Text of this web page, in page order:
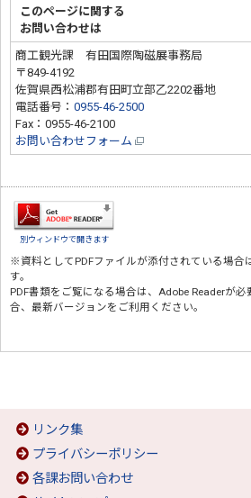
このページに関する
お問い合わせは
商工観光課 有田国際陶磁展事務局
〒849-4192
佐賀県西松浦郡有田町立部乙2202番地
電話番号：0955-46-2500
Fax：0955-46-2100
お問い合わせフォーム
別ウィンドウで開きます
※資料としてPDFファイルが添付されている場合
す。
PDF書類をご覧になる場合は、 Adobe Readerが必
合、最新バージョンをご利用ください。
リンク集
プライバシーポリシー
各課お問い合わせ